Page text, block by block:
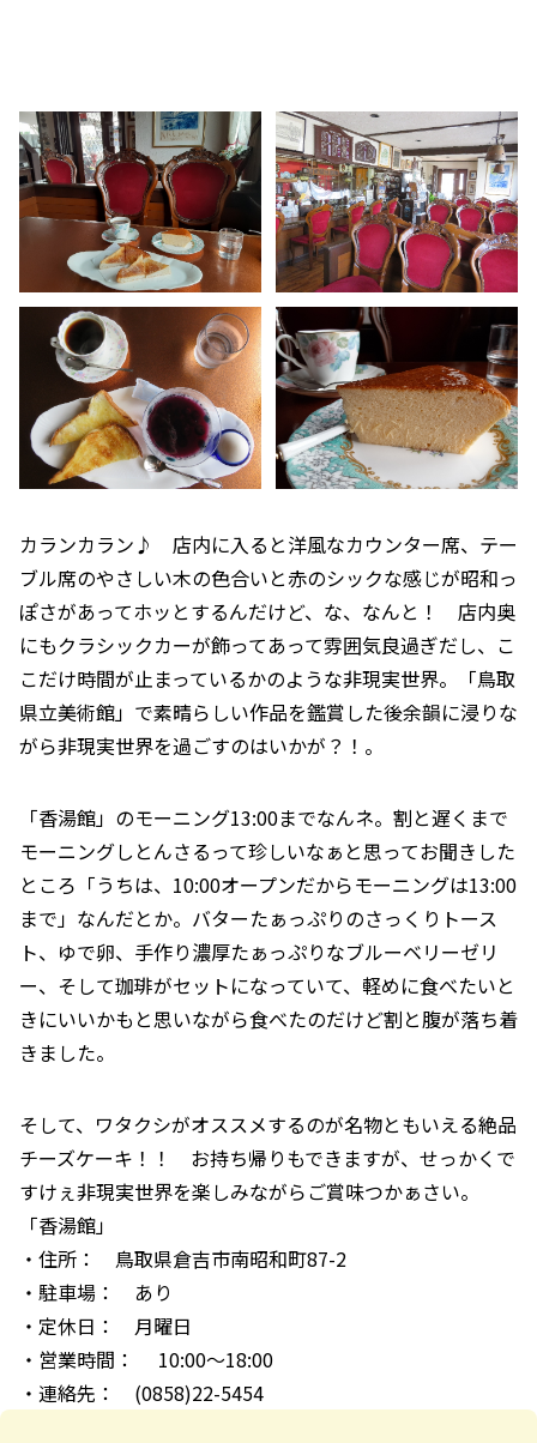
カランカラン♪ 店内に入ると洋風なカウンター席、テー
ブル席のやさしい木の色合いと赤のシックな感じが昭和っ
ぽさがあってホッとするんだけど、な、なんと！ 店内奥
にもクラシックカーが飾ってあって雰囲気良過ぎだし、こ
こだけ時間が止まっているかのような非現実世界。「鳥取
県立美術館」で素晴らしい作品を鑑賞した後余韻に浸りな
がら非現実世界を過ごすのはいかが？！。
「香湯館」のモーニング13:00までなんネ。割と遅くまで
モーニングしとんさるって珍しいなぁと思ってお聞きした
ところ「うちは、10:00オープンだからモーニングは13:00
まで」なんだとか。バターたぁっぷりのさっくりトース
ト、ゆで卵、手作り濃厚たぁっぷりなブルーベリーゼリ
ー、そして珈琲がセットになっていて、軽めに食べたいと
きにいいかもと思いながら食べたのだけど割と腹が落ち着
きました。
そして、ワタクシがオススメするのが名物ともいえる絶品
チーズケーキ！！ お持ち帰りもできますが、せっかくで
すけぇ非現実世界を楽しみながらご賞味つかぁさい。
「香湯館」
・住所： 鳥取県倉吉市南昭和町87-2
・駐車場： あり
・定休日： 月曜日
・営業時間： 10:00～18:00
・連絡先： (0858)22-5454